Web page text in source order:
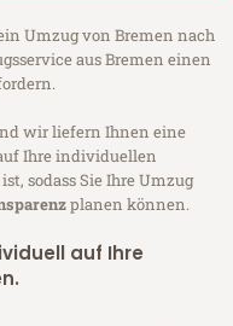
Umzug von Bremen nach
aus Bremen einen
wir liefern Ihnen eine
Ihre individuellen
sodass Sie Ihre Umzug
planen können.
auf Ihre